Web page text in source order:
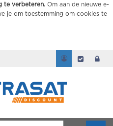
te verbeteren. Om aan de nieuwe e-
je om toestemming om cookies te